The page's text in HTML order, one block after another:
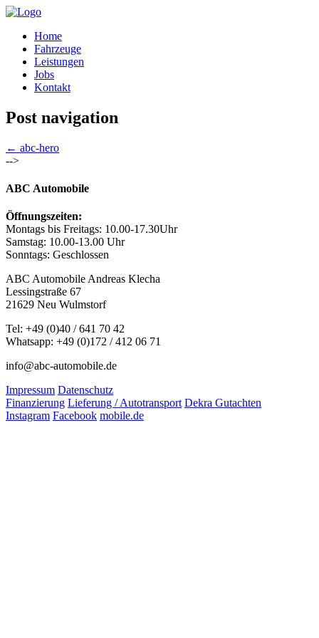
Home
Fahrzeuge
Leistungen
Jobs
Kontakt
Post navigation
← abc-hero
-->
ABC Automobile
Öffnungszeiten:
Montags bis Freitags: 10.00-17.30Uhr
Samstag: 10.00-13.00 Uhr
Sonntags: Geschlossen
ABC Automobile Andreas Klecha
Lessingstraße 67
21629 Neu Wulmstorf
Tel: +49 (0)40 / 641 70 42
Whatsapp: +49 (0)172 / 412 06 71
info@abc-automobile.de
Impressum Datenschutz
Finanzierung Lieferung / Autotransport Dekra Gutachten
Instagram Facebook mobile.de